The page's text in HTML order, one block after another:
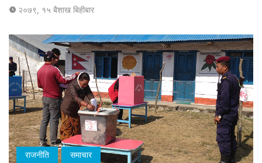
२०७९, १५ बैशाख बिहीबार
राजनीति समाचार